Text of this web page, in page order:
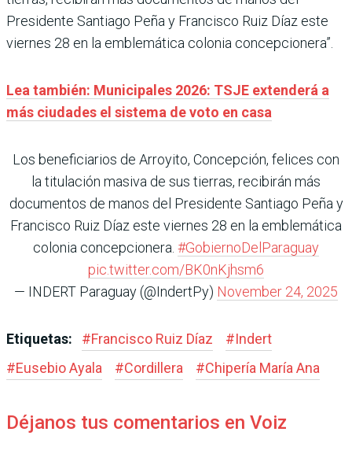
Presidente Santiago Peña y Francisco Ruiz Díaz este
viernes 28 en la emblemática colonia concepcionera”.
Lea también: Municipales 2026: TSJE extenderá a
más ciudades el sistema de voto en casa
Los beneficiarios de Arroyito, Concepción, felices con
la titulación masiva de sus tierras, recibirán más
documentos de manos del Presidente Santiago Peña y
Francisco Ruiz Díaz este viernes 28 en la emblemática
colonia concepcionera. #GobiernoDelParaguay
pic.twitter.com/BK0nKjhsm6
— INDERT Paraguay (@IndertPy) November 24, 2025
Etiquetas: #Francisco Ruiz Díaz #Indert
#Eusebio Ayala #Cordillera #Chipería María Ana
Déjanos tus comentarios en Voiz